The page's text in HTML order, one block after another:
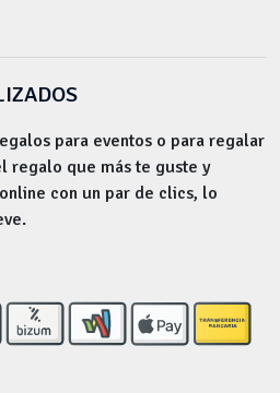
para eventos o para regalar
regalo que más te guste y
con un par de clics, lo